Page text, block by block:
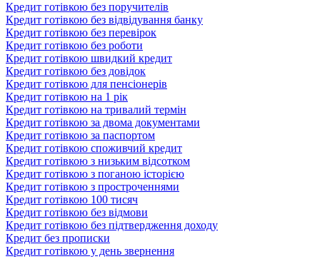
Кредит готівкою без поручителів
Кредит готівкою без відвідування банку
Кредит готівкою без перевірок
Кредит готівкою без роботи
Кредит готівкою швидкий кредит
Кредит готівкою без довідок
Кредит готівкою для пенсіонерів
Кредит готівкою на 1 рік
Кредит готівкою на тривалий термін
Кредит готівкою за двома документами
Кредит готівкою за паспортом
Кредит готівкою споживчий кредит
Кредит готівкою з низьким відсотком
Кредит готівкою з поганою історією
Кредит готівкою з простроченнями
Кредит готівкою 100 тисяч
Кредит готівкою без відмови
Кредит готівкою без підтвердження доходу
Кредит без прописки
Кредит готівкою у день звернення